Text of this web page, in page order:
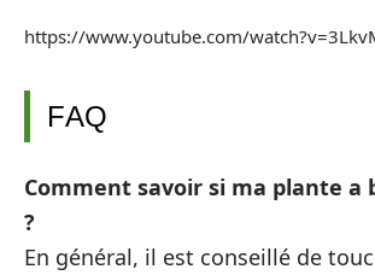
https://www.youtube.com/
FAQ
Comment savoir si ma plante a
?
En général, il est conseillé de